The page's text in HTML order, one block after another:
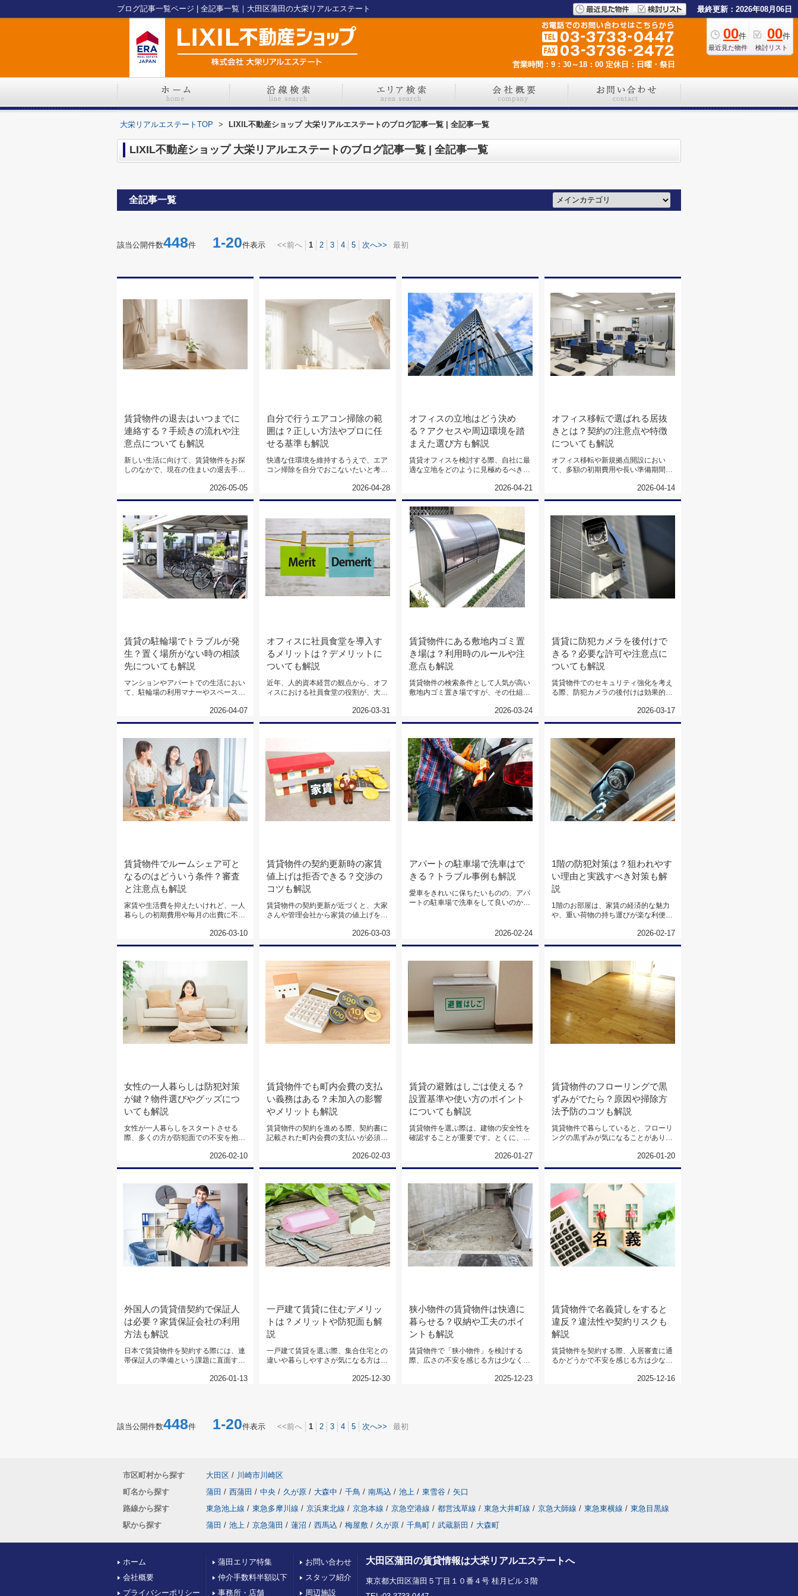
ブログ記事一覧ページ | 全記事一覧｜大田区蒲田の大栄リアルエステート 最終更新：2026年08月06日
00件
最近見た物件
00件
検討リスト
営業時間：9：30～18：00 定休日：日曜・祭日
大栄リアルエステートTOP > LIXIL不動産ショップ 大栄リアルエステートのブログ記事一覧 | 全記事一覧
LIXIL不動産ショップ 大栄リアルエステートのブログ記事一覧 | 全記事一覧
全記事一覧
該当公開件数448件 1-20件表示 <<前へ 1 2 3 4 5 次へ>> 最初
賃貸物件の退去はいつまでに
連絡する？手続きの流れや注
意点についても解説
新しい生活に向けて、賃貸物件をお探
しのなかで、現在の住まいの退去手続
2026-05-05
自分で行うエアコン掃除の範
囲は？正しい方法やプロに任
せる基準も解説
快適な住環境を維持するうえで、エア
コン掃除を自分でおこないたいと考え
2026-04-28
オフィスの立地はどう決め
る？アクセスや周辺環境を踏
まえた選び方も解説
賃貸オフィスを検討する際、自社に最
適な立地をどのように見極めるべき
2026-04-21
オフィス移転で選ばれる居抜
きとは？契約の注意点や特徴
についても解説
オフィス移転や新規拠点開設におい
て、多額の初期費用や長い準備期間
2026-04-14
賃貸の駐輪場でトラブルが発
生？置く場所がない時の相談
先についても解説
マンションやアパートでの生活におい
て、駐輪場の利用マナーやスペース不
2026-04-07
オフィスに社員食堂を導入す
るメリットは？デメリットに
ついても解説
近年、人的資本経営の観点から、オフ
ィスにおける社員食堂の役割が、大き
2026-03-31
賃貸物件にある敷地内ゴミ置
き場は？利用時のルールや注
意点も解説
賃貸物件の検索条件として人気が高い
敷地内ゴミ置き場ですが、その仕組み
2026-03-24
賃貸に防犯カメラを後付けで
きる？必要な許可や注意点に
ついても解説
賃貸物件でのセキュリティ強化を考え
る際、防犯カメラの後付けは効果的な
2026-03-17
賃貸物件でルームシェア可と
なるのはどういう条件？審査
と注意点も解説
家賃や生活費を抑えたいけれど、一人
暮らしの初期費用や毎月の出費に不安
2026-03-10
賃貸物件の契約更新時の家賃
値上げは拒否できる？交渉の
コツも解説
賃貸物件の契約更新が近づくと、大家
さんや管理会社から家賃の値上げを通
2026-03-03
アパートの駐車場で洗車はで
きる？トラブル事例も解説
愛車をきれいに保ちたいものの、アパ
ートの駐車場で洗車をして良いのかど
2026-02-24
1階の防犯対策は？狙われやす
い理由と実践すべき対策も解
説
1階のお部屋は、家賃の経済的な魅力
や、重い荷物の持ち運びが楽な利便性
2026-02-17
女性の一人暮らしは防犯対策
が鍵？物件選びやグッズにつ
いても解説
女性が一人暮らしをスタートさせる
際、多くの方が防犯面での不安を抱え
2026-02-10
賃貸物件でも町内会費の支払
い義務はある？未加入の影響
やメリットも解説
賃貸物件の契約を進める際、契約書に
記載された町内会費の支払いが必須な
2026-02-03
賃貸の避難はしごは使える？
設置基準や使い方のポイント
についても解説
賃貸物件を選ぶ際は、建物の安全性を
確認することが重要です。とくに、火
2026-01-27
賃貸物件のフローリングで黒
ずみがでたら？原因や掃除方
法予防のコツも解説
賃貸物件で暮らしていると、フローリ
ングの黒ずみが気になることがありま
2026-01-20
外国人の賃貸借契約で保証人
は必要？家賃保証会社の利用
方法も解説
日本で賃貸物件を契約する際には、連
帯保証人の準備という課題に直面する
2026-01-13
一戸建て賃貸に住むデメリッ
トは？メリットや防犯面も解
説
一戸建て賃貸を選ぶ際、集合住宅との
違いや暮らしやすさが気になる方は少
2025-12-30
狭小物件の賃貸物件は快適に
暮らせる？収納や工夫のポイ
ントも解説
賃貸物件で「狭小物件」を検討する
際、広さの不安を感じる方は少なくあ
2025-12-23
賃貸物件で名義貸しをすると
違反？違法性や契約リスクも
解説
賃貸物件を契約する際、入居審査に通
るかどうかで不安を感じる方は少なく
2025-12-16
該当公開件数448件 1-20件表示 <<前へ 1 2 3 4 5 次へ>> 最初
市区町村から探す 大田区 / 川崎市川崎区
町名から探す
蒲田 / 西蒲田 / 中央 / 久が原 / 大森中 / 千鳥 / 南馬込 / 池上 / 東雪谷 / 矢口
路線から探す
東急池上線 / 東急多摩川線 / 京浜東北線 / 京急本線 / 京急空港線 / 都営浅草線 / 東急大井町線 / 京急大師線 / 東急東横線 / 東急目黒線
駅から探す
蒲田 / 池上 / 京急蒲田 / 蓮沼 / 西馬込 / 梅屋敷 / 久が原 / 千鳥町 / 武蔵新田 / 大森町
ホーム
会社概要
プライバシーポリシー
蒲田エリア特集
仲介手数料半額以下
事務所・店舗
お問い合わせ
スタッフ紹介
周辺施設
大田区蒲田の賃貸情報は大栄リアルエステートへ
東京都大田区蒲田５丁目１０番４号 桂月ビル３階